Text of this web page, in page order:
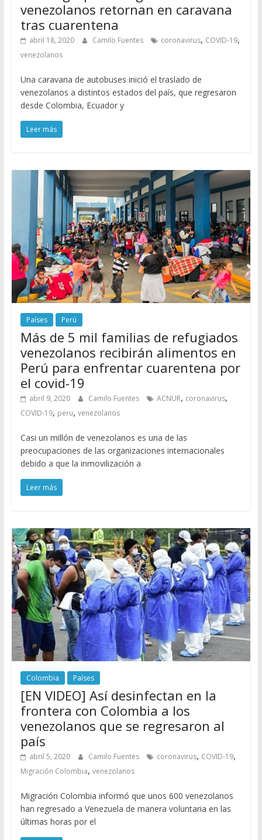
venezolanos retornan en caravana
tras cuarentena
abril 18, 2020 Camilo Fuentes coronavirus, COVID-19,
venezolanos
Una caravana de autobuses inició el traslado de
venezolanos a distintos estados del país, que regresaron
desde Colombia, Ecuador y
Leer más
Países Perú
Más de 5 mil familias de refugiados
venezolanos recibirán alimentos en
Perú para enfrentar cuarentena por
el covid-19
abril 9, 2020 Camilo Fuentes ACNUR, coronavirus,
COVID-19, peru, venezolanos
Casi un millón de venezolanos es una de las
preocupaciones de las organizaciones internacionales
debido a que la inmovilización a
Leer más
Colombia Países
[EN VIDEO] Así desinfectan en la
frontera con Colombia a los
venezolanos que se regresaron al
país
abril 5, 2020 Camilo Fuentes coronavirus, COVID-19,
Migración Colombia, venezolanos
Migración Colombia informó que unos 600 venezolanos
han regresado a Venezuela de manera voluntaria en las
últimas horas por el